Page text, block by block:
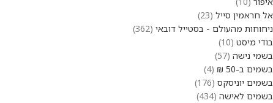
אל חראמין סייל 23
ניחוחות מהעולם - בסטייל דובאי 362
בודי מיסט 10
בשמי נישה 57
בשמים ב-50 ₪
4
בשמים יוניסקס 176
בשמים לאישה 434